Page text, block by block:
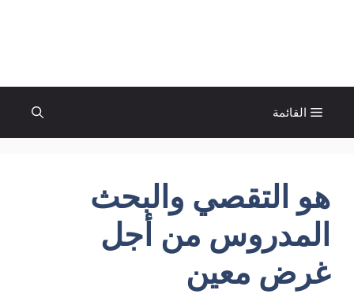
القائمة
هو التقصي والبحث
المدروس من أجل
غرض معين